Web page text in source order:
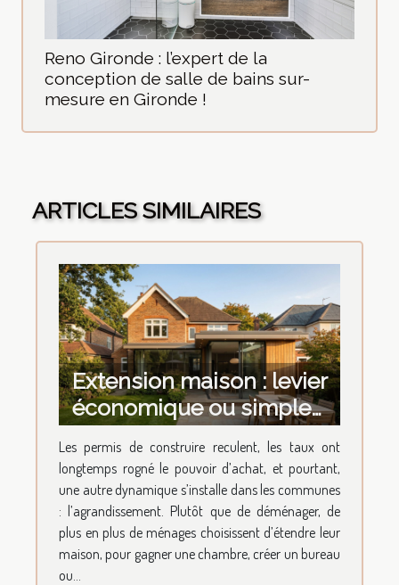
Reno Gironde : l’expert de la
conception de salle de bains sur-
mesure en Gironde !
ARTICLES SIMILAIRES
Extension maison : levier
économique ou simple
tendance architecturale
?
Les permis de construire reculent, les taux ont
longtemps rogné le pouvoir d’achat, et pourtant,
une autre dynamique s’installe dans les communes
: l’agrandissement. Plutôt que de déménager, de
plus en plus de ménages choisissent d’étendre leur
maison, pour gagner une chambre, créer un bureau
ou...